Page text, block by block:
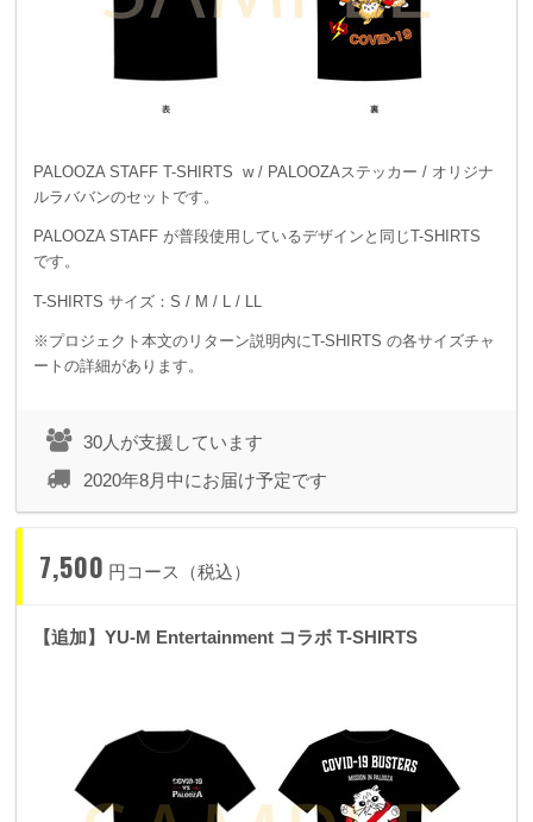
PALOOZA STAFF T-SHIRTS w / PALOOZAステッカー / オリジナ
ルラババンのセットです。
PALOOZA STAFF が普段使用しているデザインと同じT-SHIRTS
です。
T-SHIRTS サイズ：S / M / L / LL
※プロジェクト本文のリターン説明内にT-SHIRTS の各サイズチャ
ートの詳細があります。
30人が支援しています
2020年8月中にお届け予定です
7,500 円コース（税込）
【追加】YU-M Entertainment コラボ T-SHIRTS